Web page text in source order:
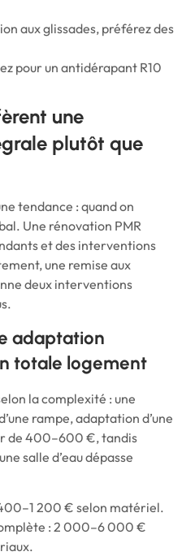
aux glissades, préférez des
pour un antidérapant R10
une
plutôt que
tendance : quand on
Une rénovation PMR
et des interventions
une remise aux
deux interventions
adaptation
totale logement
la complexité : une
rampe, adaptation d’une
de 400–600 €, tandis
salle d’eau dépasse
200 € selon matériel.
: 2 000–6 000 €